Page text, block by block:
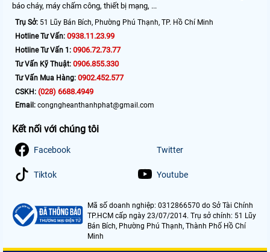
báo cháy, máy chấm công, thiết bị mạng, ...
Trụ Sở: 51 Lũy Bán Bích, Phường Phú Thạnh, TP. Hồ Chí Minh
Hotline Tư Vấn: 0938.11.23.99
Hotline Tư Vấn 1: 0906.72.73.77
Tư Vấn Kỹ Thuật: 0906.855.330
Tư Vấn Mua Hàng: 0902.452.577
CSKH: (028) 6688.4949
Email: congngheanthanhphat@gmail.com
Kết nối với chúng tôi
Facebook Twitter
Tiktok Youtube
Mã số doanh nghiệp: 0312866570 do Sở Tài Chính
TP.HCM cấp ngày 23/07/2014. Trụ sở chính: 51 Lũy
Bán Bích, Phường Phú Thạnh, Thành Phố Hồ Chí
Minh